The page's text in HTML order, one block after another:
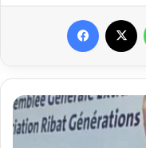
Facebook